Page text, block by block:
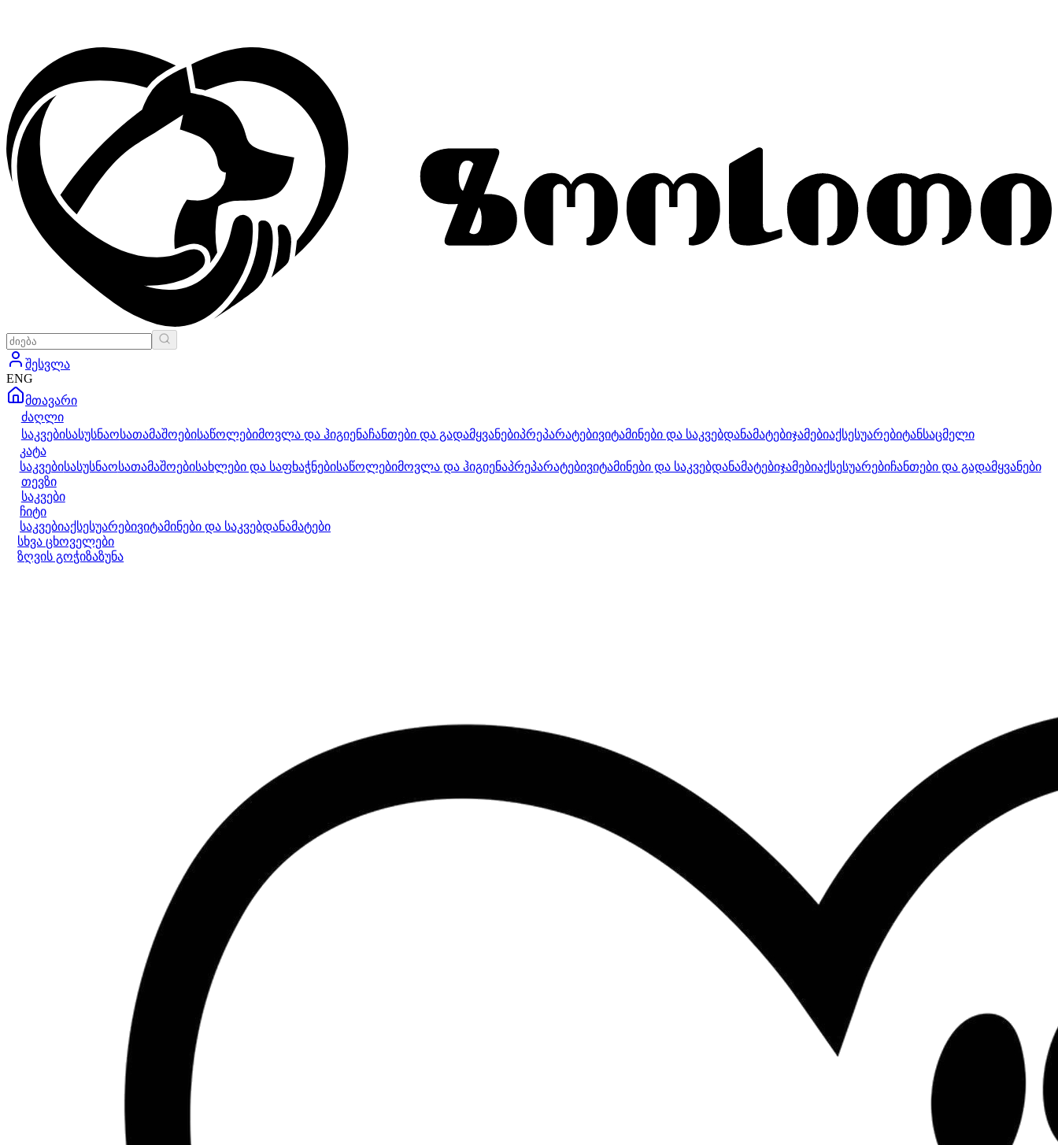
შესვლა
ENG
მთავარი
ძაღლი
საკვებისასუსნაოსათამაშოებისაწოლებიმოვლა და ჰიგიენაჩანთები და გადამყვანებიპრეპარატებივიტამინები და საკვებდანამატებიჯამებიაქსესუარებიტანსაცმელი
კატა
საკვებისასუსნაოსათამაშოებისახლები და საფხაჭნებისაწოლებიმოვლა და ჰიგიენაპრეპარატებივიტამინები და საკვებდანამატებიჯამებიაქსესუარებიჩანთები და გადამყვანები
თევზი
საკვები
ჩიტი
საკვებიაქსესუარებივიტამინები და საკვებდანამატები
სხვა ცხოველები
ზღვის გოჭიზაზუნა